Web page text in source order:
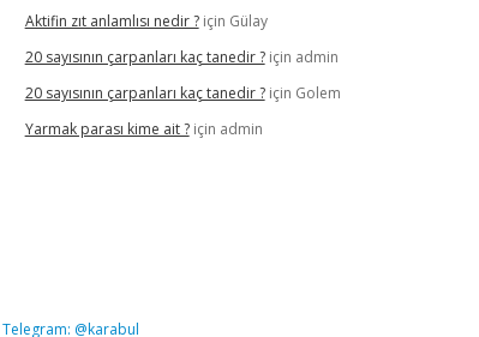
Aktifin zıt anlamlısı nedir ?için Gülay
20 sayısının çarpanları kaç tanedir ?için admin
20 sayısının çarpanları kaç tanedir ?için Golem
Yarmak parası kime ait ?için admin
Telegram: @karabul